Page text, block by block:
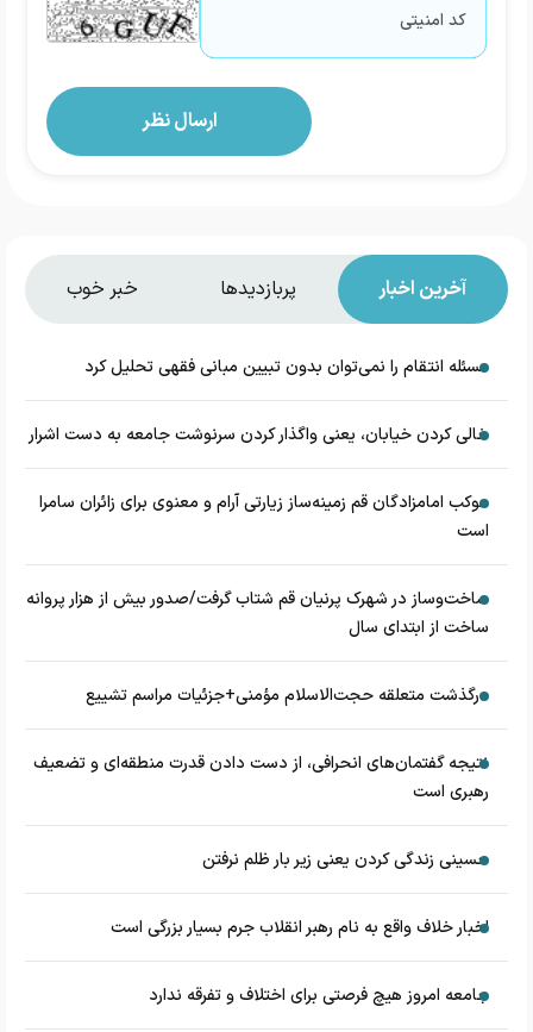
آخرین اخبار پربازدیدها خبر خوب
مسئله انتقام را نمی‌توان بدون تبیین مبانی فقهی تحلیل کرد
خالی کردن خیابان، یعنی واگذار کردن سرنوشت جامعه به دست اشرار
موکب امامزادگان قم زمینه‌ساز زیارتی آرام و معنوی برای زائران سامرا
است
ساخت‌وساز در شهرک پرنیان قم شتاب گرفت/صدور بیش از هزار پروانه
ساخت از ابتدای سال
درگذشت متعلقه حجت‌الاسلام مؤمنی+جزئیات مراسم تشییع
نتیجه گفتمان‌های انحرافی، از دست دادن قدرت منطقه‌ای و تضعیف
رهبری است
حسینی زندگی کردن یعنی زیر بار ظلم نرفتن
اخبار خلاف واقع به نام رهبر انقلاب جرم بسیار بزرگی است
جامعه امروز هیچ فرصتی برای اختلاف و تفرقه ندارد